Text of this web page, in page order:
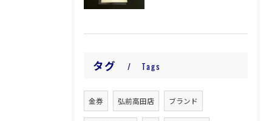
タグ Tags
金券 弘前高田店 ブランド